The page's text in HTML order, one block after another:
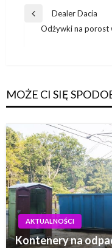
Nawigacja
wpisu
Poprzedni
Dealer Dacia
Odżywki na porost
MOŻE CI SIĘ
AKTUALNOŚCI
Kontenery na